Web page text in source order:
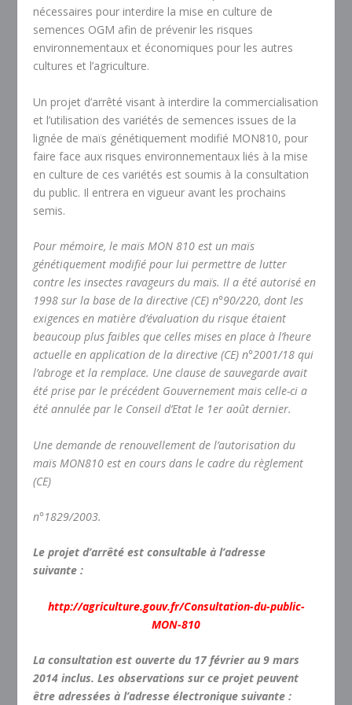
nécessaires pour interdire la mise en culture de
semences OGM afin de prévenir les risques
environnementaux et économiques pour les autres
cultures et l’agriculture.
Un projet d’arrêté visant à interdire la commercialisation
et l’utilisation des variétés de semences issues de la
lignée de maïs génétiquement modifié MON810, pour
faire face aux risques environnementaux liés à la mise
en culture de ces variétés est soumis à la consultation
du public. Il entrera en vigueur avant les prochains
semis.
Pour mémoire, le maïs MON 810 est un maïs
génétiquement modifié pour lui permettre de lutter
contre les insectes ravageurs du maïs. Il a été autorisé en
1998 sur la base de la directive (CE) n°90/220, dont les
exigences en matière d’évaluation du risque étaient
beaucoup plus faibles que celles mises en place à l’heure
actuelle en application de la directive (CE) n°2001/18 qui
l’abroge et la remplace. Une clause de sauvegarde avait
été prise par le précédent Gouvernement mais celle-ci a
été annulée par le Conseil d’Etat le 1er août dernier.
Une demande de renouvellement de l’autorisation du
maïs MON810 est en cours dans le cadre du règlement
(CE)
n°1829/2003.
Le projet d’arrêté est consultable à l’adresse
suivante :
http://agriculture.gouv.fr/Consultation-du-public-
MON-810
La consultation est ouverte du 17 février au 9 mars
2014 inclus. Les observations sur ce projet peuvent
être adressées à l’adresse électronique suivante :